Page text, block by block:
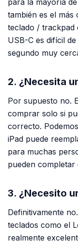
también es el
teclado / trackpad
USB-C es difícil
segundo muy
2. ¿Necesita
Por supuesto no.
comprar solo si
correcto.
iPad puede
para muchas
pueden completar
3. ¿Necesito
Definitivamente
teclados como el
realmente